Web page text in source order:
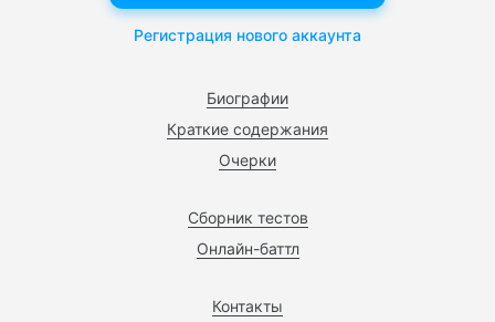
Биографии
Краткие содержания
Очерки
Сборник тестов
Онлайн-баттл
Контакты
Регистрация нового аккаунта